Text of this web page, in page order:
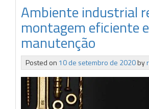
Ambiente industrial
montagem eficiente e
manutenção
Posted on 10 de setembro de 2020by